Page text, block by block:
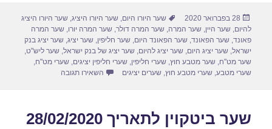
פורסם
בתאריך
28 בפברואר 2020 תגיות
שער היורו היום,שער היורו היציג,שער היורו היציג
להיום,שער היין,שער המרה,שער המרה דולר,שער המרה יורו,שער המרה
פאונד,שער הפאונד,שער הפאונד היום,שער חליפין,שער יציג,שער יציג בנק
ישראל,שער יציג היום,שער יציג להיום,שער יציג של בנק ישראל,שער ליש"ט,
שער מט"ח,שער מטבע חוץ,שערי חליפין,שערי חליפין יציגים,שערי מט"ח,
שערי מטבע,שערי מטבע חוץ,שערים יציגים השאירו תגובה
שער ביטקוין לתאריך 28/02/2020